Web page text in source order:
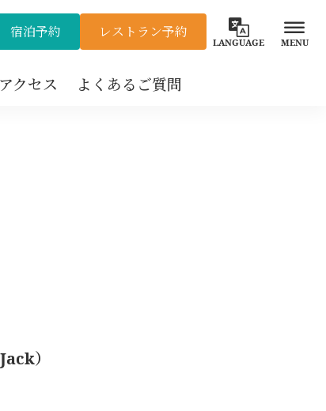
宿泊予約 レストラン予約
LANGUAGE MENU
アクセス よくあるご質問
）